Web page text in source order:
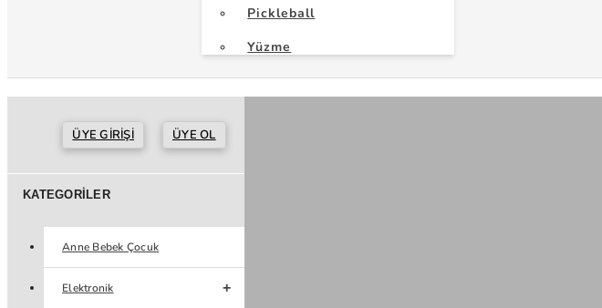
Pickleball
Yüzme
ÜYE GIRIŞI ÜYE OL
KATEGORILER
Anne Bebek Çocuk
Elektronik